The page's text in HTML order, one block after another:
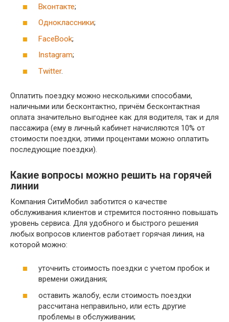
Вконтакте;
Одноклассники;
FaceBook;
Instagram;
Twitter.
Оплатить поездку можно несколькими способами,
наличными или бесконтактно, причём бесконтактная
оплата значительно выгоднее как для водителя, так и для
пассажира (ему в личный кабинет начисляются 10% от
стоимости поездки, этими процентами можно оплатить
последующие поездки).
Какие вопросы можно решить на горячей
линии
Компания СитиМобил заботится о качестве
обслуживания клиентов и стремится постоянно повышать
уровень сервиса. Для удобного и быстрого решения
любых вопросов клиентов работает горячая линия, на
которой можно:
уточнить стоимость поездки с учетом пробок и
времени ожидания;
оставить жалобу, если стоимость поездки
рассчитана неправильно, или есть другие
проблемы в обслуживании;